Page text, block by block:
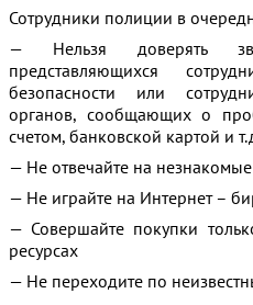
Сотрудники полиции в
— Нельзя доверять
представляющихся
безопасности или
органов, сообщающих о
счетом, банковской картой и
— Не отвечайте на
— Не играйте на Интернет –
— Совершайте покупки
ресурсах
— Не переходите по